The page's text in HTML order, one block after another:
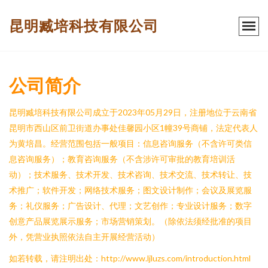
昆明臧培科技有限公司
公司简介
昆明臧培科技有限公司成立于2023年05月29日，注册地位于云南省
昆明市西山区前卫街道办事处佳馨园小区1幢39号商铺，法定代表人
为黄培昌。经营范围包括一般项目：信息咨询服务（不含许可类信
息咨询服务）；教育咨询服务（不含涉许可审批的教育培训活
动）；技术服务、技术开发、技术咨询、技术交流、技术转让、技
术推广；软件开发；网络技术服务；图文设计制作；会议及展览服
务；礼仪服务；广告设计、代理；文艺创作；专业设计服务；数字
创意产品展览展示服务；市场营销策划。（除依法须经批准的项目
外，凭营业执照依法自主开展经营活动）
如若转载，请注明出处：http://www.ljluzs.com/introduction.html